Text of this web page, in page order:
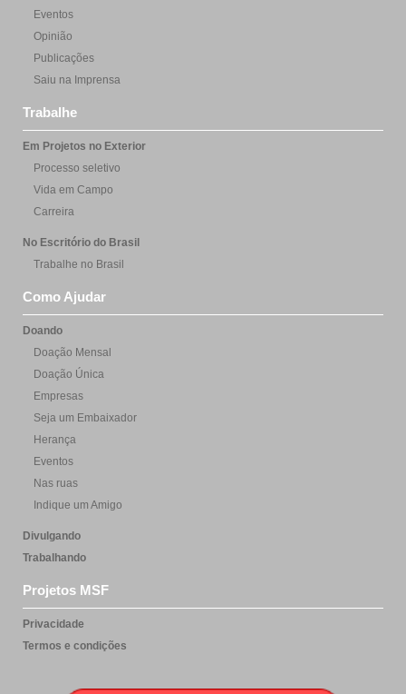
Eventos
Opinião
Publicações
Saiu na Imprensa
Trabalhe
Em Projetos no Exterior
Processo seletivo
Vida em Campo
Carreira
No Escritório do Brasil
Trabalhe no Brasil
Como Ajudar
Doando
Doação Mensal
Doação Única
Empresas
Seja um Embaixador
Herança
Eventos
Nas ruas
Indique um Amigo
Divulgando
Trabalhando
Projetos MSF
Privacidade
Termos e condições